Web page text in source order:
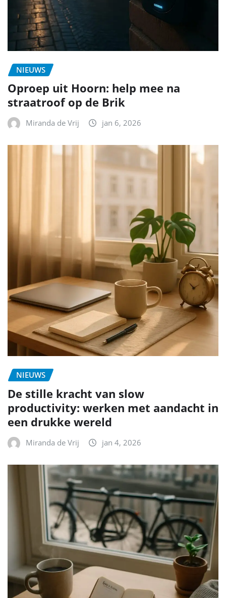
NIEUWS
Oproep uit Hoorn: help mee na
straatroof op de Brik
Miranda de Vrij jan 6, 2026
NIEUWS
De stille kracht van slow
productivity: werken met aandacht in
een drukke wereld
Miranda de Vrij jan 4, 2026